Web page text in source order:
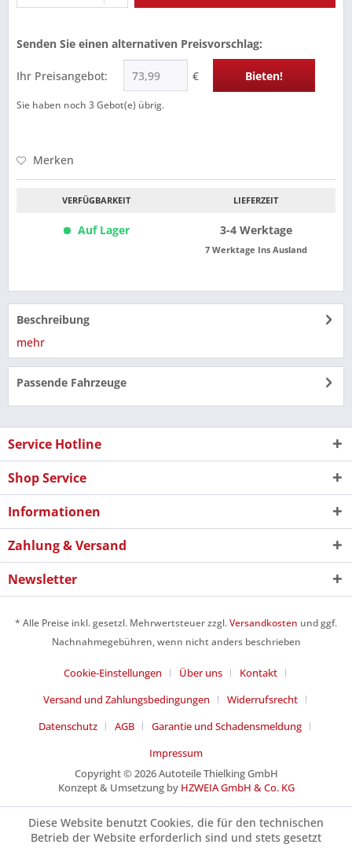
Senden Sie einen alternativen Preisvorschlag:
Ihr Preisangebot: € Bieten!
Sie haben noch 3Gebot(e) übrig.
Merken
VERFÜGBARKEIT
Auf Lager
LIEFERZEIT
3-4 Werktage
7 Werktage Ins Ausland
Beschreibung
mehr
Passende Fahrzeuge
Service Hotline
Shop Service
Informationen
Zahlung & Versand
Newsletter
* Alle Preise inkl. gesetzl. Mehrwertsteuer zzgl.Versandkosten und ggf.
Nachnahmegebühren, wenn nicht anders beschrieben
Cookie-Einstellungen Über uns
Kontakt
Versand und Zahlungsbedingungen
Widerrufsrecht
Datenschutz
AGB
Garantie und Schadensmeldung
Impressum
Copyright © 2026 Autoteile Thielking GmbH
Konzept & Umsetzung by HZWEIA GmbH & Co. KG
Diese Website benutzt Cookies, die für den technischen
Betrieb der Website erforderlich sind und stets gesetzt